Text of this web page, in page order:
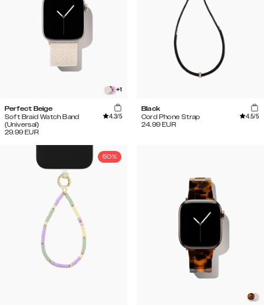
+1
Perfect Beige
Soft Braid Watch Band
(Universal)
4.3/5
29.99 EUR
Black
Cord Phone Strap
4.5/5
24.99 EUR
50%